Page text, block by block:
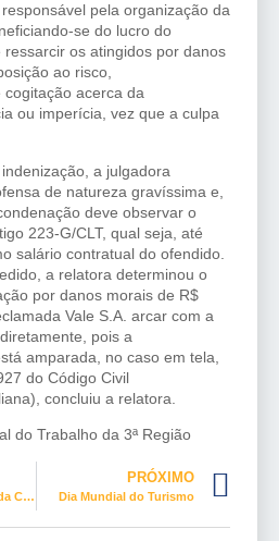
pela organização da
se do lucro do
os atingidos por danos
ao risco,
acerca da
ou imperícia, vez que a culpa
a julgadora
de natureza gravíssima e,
deve observar o
223-G/CLT, qual seja, até
salário contratual do ofendido.
a relatora determinou o
por danos morais de R$
Vale S.A. arcar com a
pois a
amparada, no caso em tela,
do Código Civil
concluiu a relatora.
do Trabalho da 3ª Região
Secretaria da Mulher da Câmara dos Deputados lança campanha Outubro Rosa na quinta-feira
PRÓXIMO
Dia Mundial do Turismo